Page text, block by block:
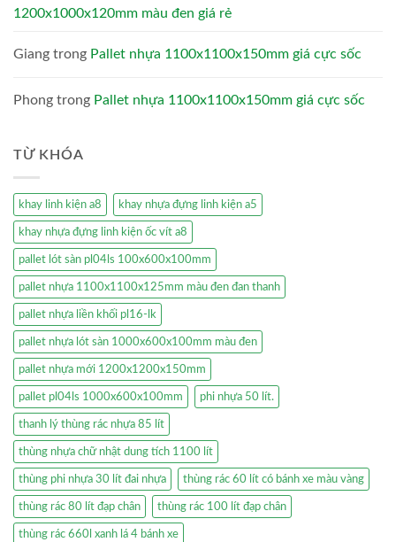
1200x1000x120mm màu đen giá rẻ
Giang trong Pallet nhựa 1100x1100x150mm giá cực sốc
Phong trong Pallet nhựa 1100x1100x150mm giá cực sốc
TỪ KHÓA
khay linh kiện a8 khay nhựa đựng linh kiện a5
khay nhựa đựng linh kiện ốc vít a8
pallet lót sàn pl04ls 100x600x100mm
pallet nhựa 1100x1100x125mm màu đen đan thanh
pallet nhựa liền khối pl16-lk
pallet nhựa lót sàn 1000x600x100mm màu đen
pallet nhựa mới 1200x1200x150mm
pallet pl04ls 1000x600x100mm phi nhựa 50 lít.
thanh lý thùng rác nhựa 85 lít
thùng nhựa chữ nhật dung tích 1100 lít
thùng phi nhựa 30 lít đai nhựa thùng rác 60 lít có bánh xe màu vàng
thùng rác 80 lít đạp chân thùng rác 100 lít đạp chân
thùng rác 660l xanh lá 4 bánh xe